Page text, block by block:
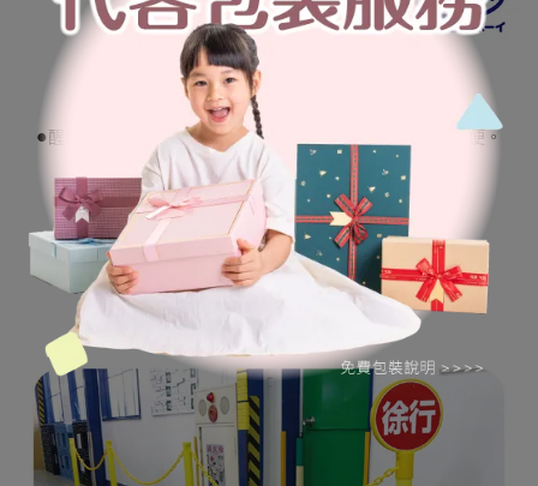
產品特色
● 醒目簡約大圓設計，可搭配各種不同標示牌使用，簡單方便。
●只需選擇需求的標示牌(另購)貼上即可。
●安裝看板時，圍攔柱鏈條可同時搭配使用。